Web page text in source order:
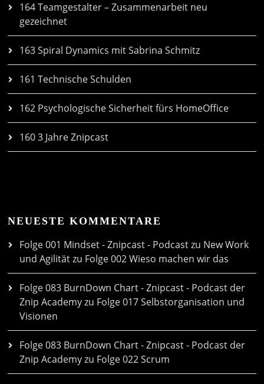
164 Teamgestalter – Zusammenarbeit neu
gezeichnet
163 Spiral Dynamics mit Sabrina Schmitz
161 Technische Schulden
162 Psychologische Sicherheit fürs HomeOffice
160 3 Jahre Znipcast
NEUESTE KOMMENTARE
Folge 001 Mindset - Znipcast - Podcast zu New Work
und Agilitätzu Folge 002 Wieso machen wir das
Folge 083 BurnDown Chart - Znipcast - Podcast der
Znip Academyzu Folge 017 Selbstorganisation und
Visionen
Folge 083 BurnDown Chart - Znipcast - Podcast der
Znip Academyzu Folge 022 Scrum